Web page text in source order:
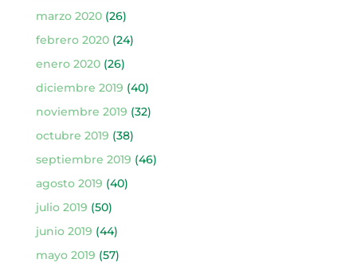
marzo 2020(26)
febrero 2020(24)
enero 2020(26)
diciembre 2019 (40)
noviembre 2019 (32)
octubre 2019 (38)
septiembre 2019 (46)
agosto 2019 (40)
julio 2019 (50)
junio 2019 (44)
mayo 2019 (57)